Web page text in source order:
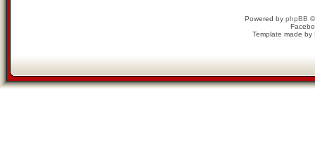
Powered by phpBB
Template made by